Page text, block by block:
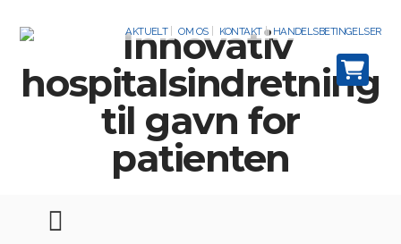
AKTUELT OM OS KONTAKT HANDELSBETINGELSER